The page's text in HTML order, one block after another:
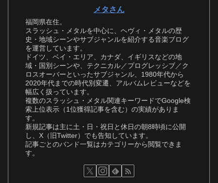
メタさん
福岡県在住。
スラッシュ・メタルを中心に、ヘヴィ・メタルの歴
史・地域シーンやサブジャンルを紹介する音楽ブログ
を運営しています。
ドイツ、ベイ・エリア、カナダ、イギリスなどの地
域・国別シーンや、テクニカル／プログレッシブ／ク
ロスオーバーといったサブジャンル、1980年代から
2020年代までの時代別変遷、アルバムレビューなどを
幅広く扱っています。
複数のスラッシュ・メタル関連キーワードでGoogle検
索上位表示（1位獲得記事を含む）の実績がありま
す。
新規記事は主に土・日・祝日と休日の朝8時頃に公開
し、X（旧Twitter）でも告知しています。
記事ごとのバンド一覧はカテゴリーから閲覧できま
す。